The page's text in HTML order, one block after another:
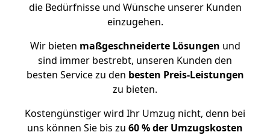
die Bedürfnisse und Wünsche unserer Kunden
einzugehen.
Wir bieten maßgeschneiderte Lösungen und
sind immer bestrebt, unseren Kunden den
besten Service zu den besten Preis-Leistungen
zu bieten.
Kostengünstiger wird Ihr Umzug nicht, denn bei
uns können Sie bis zu 60 % der Umzugskosten